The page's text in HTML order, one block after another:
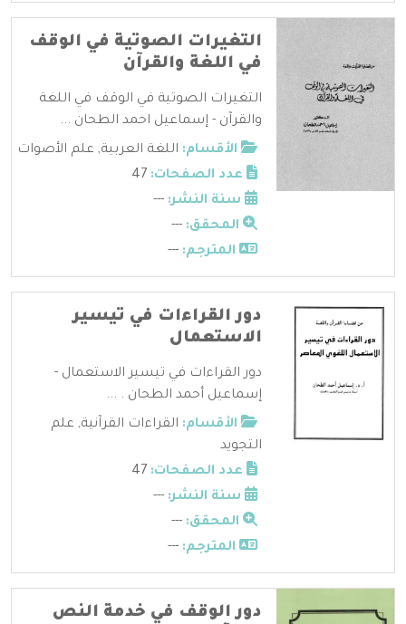
التغيرات الصوتية في الوقف
في اللغة والقرآن
التغيرات الصوتية في الوقف في اللغة
والقرآن - إسماعيل احمد الطحان ...
الأقسام: اللغة العربية, علم الأصوات
عدد الصفحات:
سنة النشر: ---
المحقق: ---
المترجم: ---
دور القراءات في تيسير
الاستعمال
دور القراءات في تيسير الاستعمال -
إسماعيل أحمد الطحان . ...
الأقسام: القراءات القرآنية, علم
التجويد
عدد الصفحات:
سنة النشر: ---
المحقق: ---
المترجم: ---
دور الوقف في خدمة النص